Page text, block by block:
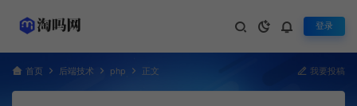
登录
首页 后端技术 php 正文 我要投稿